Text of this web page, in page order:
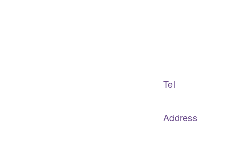
Tel
Address